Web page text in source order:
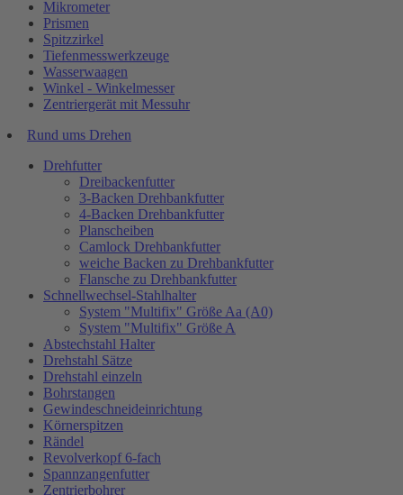
Mikrometer
Prismen
Spitzzirkel
Tiefenmesswerkzeuge
Wasserwaagen
Winkel - Winkelmesser
Zentriergerät mit Messuhr
Rund ums Drehen
Drehfutter
Dreibackenfutter
3-Backen Drehbankfutter
4-Backen Drehbankfutter
Planscheiben
Camlock Drehbankfutter
weiche Backen zu Drehbankfutter
Flansche zu Drehbankfutter
Schnellwechsel-Stahlhalter
System "Multifix" Größe Aa (A0)
System "Multifix" Größe A
Abstechstahl Halter
Drehstahl Sätze
Drehstahl einzeln
Bohrstangen
Gewindeschneideinrichtung
Körnerspitzen
Rändel
Revolverkopf 6-fach
Spannzangenfutter
Zentrierbohrer